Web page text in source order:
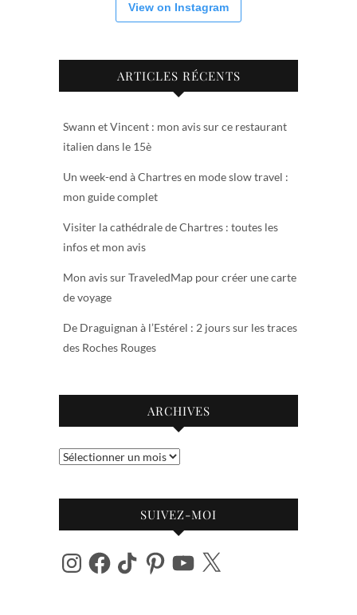
View on Instagram
ARTICLES RÉCENTS
Swann et Vincent : mon avis sur ce restaurant
italien dans le 15è
Un week-end à Chartres en mode slow travel :
mon guide complet
Visiter la cathédrale de Chartres : toutes les
infos et mon avis
Mon avis sur TraveledMap pour créer une carte
de voyage
De Draguignan à l’Estérel : 2 jours sur les traces
des Roches Rouges
ARCHIVES
Archives
SUIVEZ-MOI
InstagramFacebook
TikTok PinterestYouTube
X